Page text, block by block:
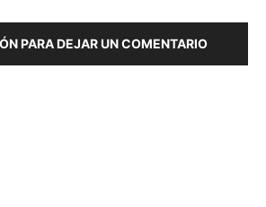
PARA DEJAR UN COMENTARIO